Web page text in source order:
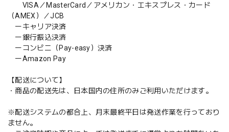
VISA／MasterCard／アメリカン・エキスプレス・カード
（AMEX）／JCB
ーキャリア決済
ー銀行振込決済
ーコンビニ（Pay-easy）決済
ーAmazon Pay
【配送について】
・商品の配送先は、日本国内の住所のみご利用いただけます。
※配送システムの都合上、月末最終平日は発送作業を行っており
ません。